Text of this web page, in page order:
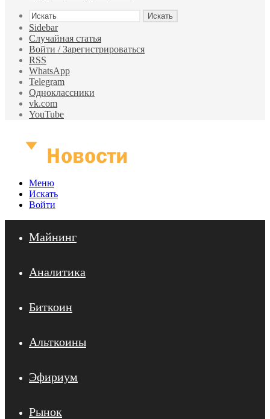
Искать
Sidebar
Случайная статья
Войти / Зарегистрироваться
RSS
WhatsApp
Telegram
Одноклассники
vk.com
YouTube
Меню
Искать
Войти
Майнинг
Аналитика
Биткоин
Альткоины
Эфириум
Рынок